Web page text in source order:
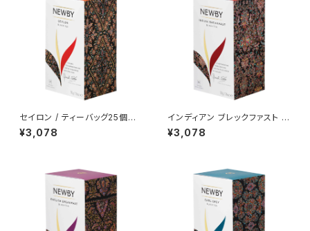
セイロン / ティーバッグ25個入
り
¥3,078
インディアン ブレックファスト /
ティーバッグ25個入り
¥3,078